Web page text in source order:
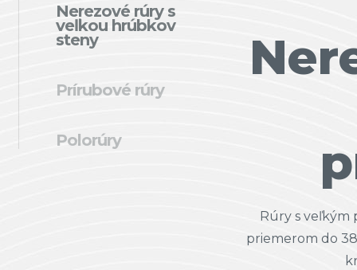
Nerezové rúry s
veľkou hrúbkov
steny
Prírubové rúry
Polorúry
Rúry s veľkým
priemerom do